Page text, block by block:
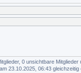
0 unsichtbare
23.10.2025, 06:43 gleichzeitig